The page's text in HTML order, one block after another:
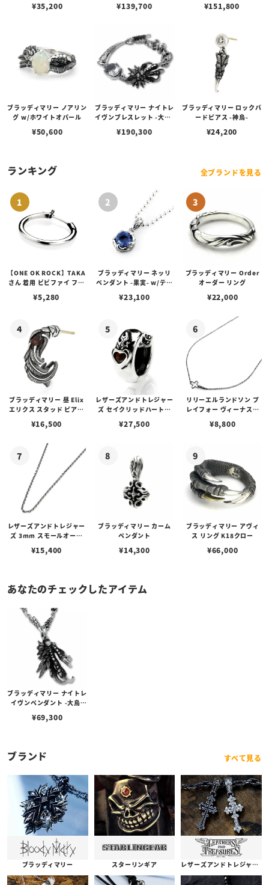
¥35,200 ¥139,700 ¥151,800
ブラッディマリー ノアリン
グ w/ホワイトオパール
¥50,600
ブラッディマリー ナイトレ
イヴンブレスレット -大烏-
¥190,300
ブラッディマリー ロックバ
ードピアス -神烏-
¥24,200
ランキング 全ブランドを見る
【ONE OK ROCK】TAKA
さん 着用 ビビファイ フー
¥5,280
ブラッディマリー ネッリ
ペンダント -果実- w/ティ
¥23,100
ブラッディマリー Order
オーダー リング
¥22,000
ブラッディマリー 昼 Elix
エリクス スタッド ピアス
¥16,500
レザーズアンドトレジャー
ズ セイクリッドハートピ
¥27,500
リリーエルランドソン プ
レイフォー ヴィーナスチ
¥8,800
レザーズアンドトレジャー
ズ 3mm スモールオーバ
ブスタークラスプ＆LTロ
¥15,400
ブラッディマリー カーム
ペンダント
¥14,300
ブラッディマリー アヴィ
ス リング K18クロー
¥66,000
あなたのチェックしたアイテム
ブラッディマリー ナイトレ
イヴンペンダント -大烏-
¥69,300
ブランド すべて見る
ブラッディマリー スターリンギア レザーズアンドトレジャーズ